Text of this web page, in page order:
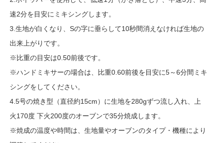
速2分を目安にミキシングします。
3.生地が白くなり、Sの字に垂らして10秒間消えなければ生地の
出来上がりです。
※比重の目安は0.50前後です。
※ハンドミキサーの場合は、比重0.60前後を目安に5～6分間ミキ
シングをしてください。
4.5号の焼き型（直径約15cm）に生地を280gずつ流し入れ、上
火170度 下火200度のオーブンで35分焼成します。
※焼成の温度や時間は、生地量やオーブンのタイプ・機種により